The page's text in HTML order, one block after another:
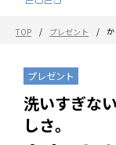
TOP / プレゼント /
プレゼント
洗いすぎな
しさ。